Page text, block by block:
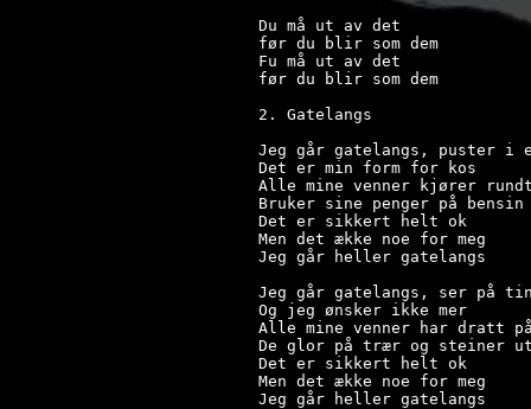
Du må ut av det
før du blir som dem
Fu må ut av det
før du blir som dem
2. Gatelangs
Jeg går gatelangs, puster i
Det er min form for kos
Alle mine venner kjører
Bruker sine penger på bensin
Det er sikkert helt ok
Men det ække noe for meg
Jeg går heller gatelangs
Jeg går gatelangs, ser på
Og jeg ønsker ikke mer
Alle mine venner har dratt
De glor på trær og steiner
Det er sikkert helt ok
Men det ække noe for meg
Jeg går heller gatelangs